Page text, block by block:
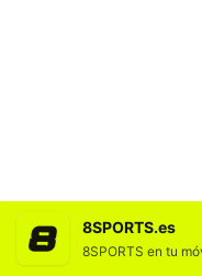
8SPORTS.es
8SPORTS en tu